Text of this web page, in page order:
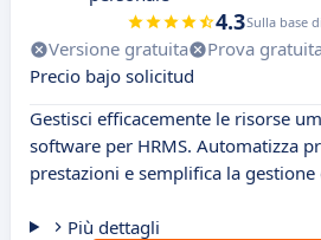
4.3Sulla base di
Versione gratuita Prova
Precio bajo solicitud
Gestisci efficacemente le risorse
software per HRMS. Automatizza
prestazioni e semplifica la gestione
Più dettagli